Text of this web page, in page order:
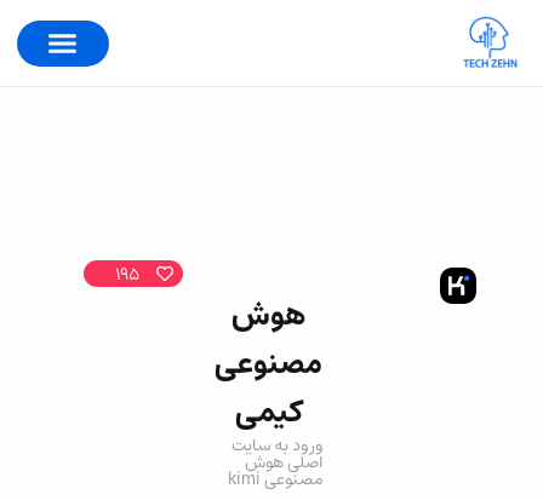
هوش
مصنوعی
کیمی
ورود به سایت
اصلی هوش
مصنوعی kimi
195